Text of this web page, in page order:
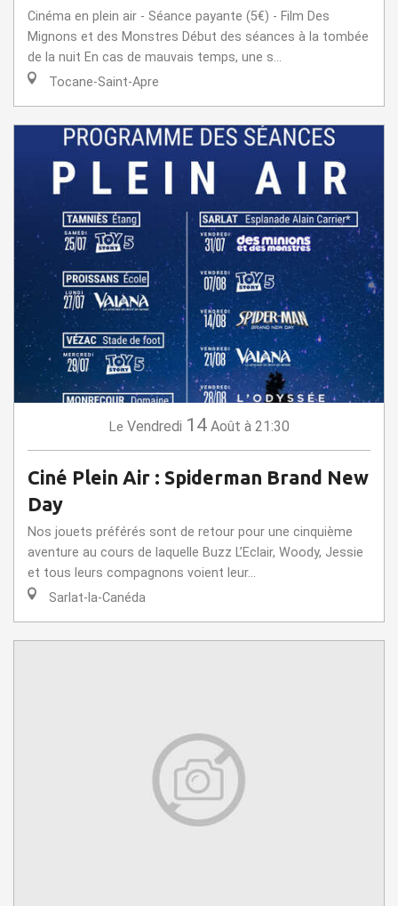
Cinéma en plein air - Séance payante (5€) - Film Des
Mignons et des Monstres Début des séances à la tombée
de la nuit En cas de mauvais temps, une s...
Tocane-Saint-Apre
Le Vendredi 14 Août à 21:30
Ciné Plein Air : Spiderman Brand New
Day
Nos jouets préférés sont de retour pour une cinquième
aventure au cours de laquelle Buzz L’Eclair, Woody, Jessie
et tous leurs compagnons voient leur...
Sarlat-la-Canéda